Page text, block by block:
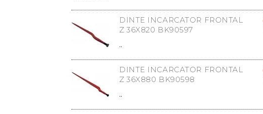
DINTE INCARCATOR FRONTAL
Z 36X820 BK90597
..
DINTE INCARCATOR FRONTAL
Z 36X880 BK90598
..